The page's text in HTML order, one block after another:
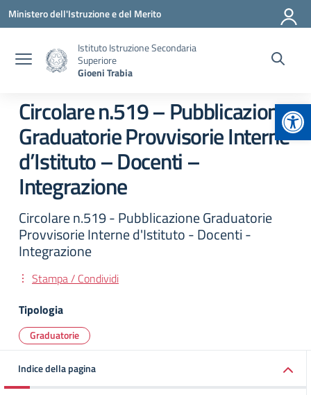
Vai ai contenuti
Vai al menu di navigazione
Vai al footer
Ministero dell'Istruzione e del Merito
Istituto Istruzione Secondaria
Superiore
Gioeni Trabia
Circolare n.519 – Pubblicazione
Graduatorie Provvisorie Interne
d’Istituto – Docenti –
Integrazione
Circolare n.519 - Pubblicazione Graduatorie
Provvisorie Interne d'Istituto - Docenti -
Integrazione
Stampa / Condividi
Tipologia
Graduatorie
Indice della pagina